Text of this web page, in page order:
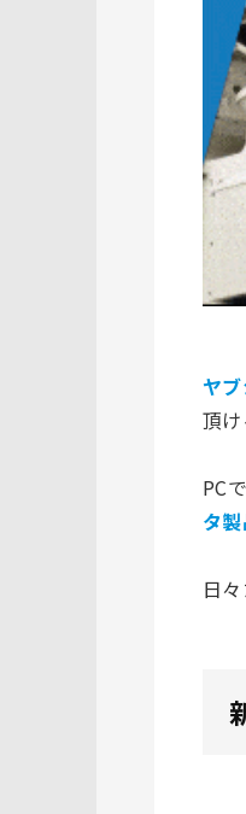
ヤ
頂け
PC
タ
日